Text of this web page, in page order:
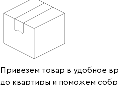
Привезем товар в удобное
до квартиры и поможем